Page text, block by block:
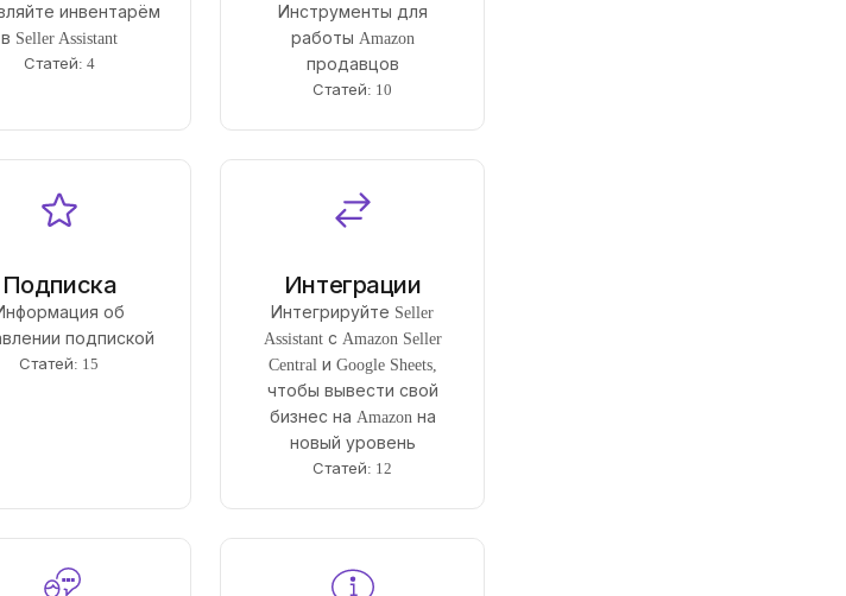
инвентарём
в Seller Assistant
Статей: 4
Инструменты для
работы Amazon
продавцов
Статей: 10
Подписка
об
подпиской
Статей: 15
Интеграции
Интегрируйте Seller
Assistant с Amazon Seller
Central и Google Sheets,
чтобы вывести свой
бизнес на Amazon на
новый уровень
Статей: 12